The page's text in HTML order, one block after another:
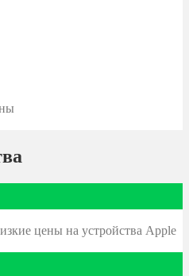
цены на устройства Apple